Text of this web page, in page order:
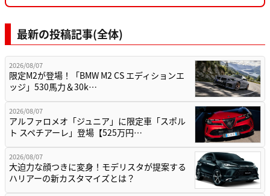
最新の投稿記事(全体)
2026/08/07
限定M2が登場！「BMW M2 CS エディションエ
ッジ」530馬力＆30k…
2026/08/07
アルファロメオ「ジュニア」に限定車「スポル
ト スペチアーレ」登場【525万円…
2026/08/07
大迫力な顔つきに変身！モデリスタが提案する
ハリアーの新カスタマイズとは？